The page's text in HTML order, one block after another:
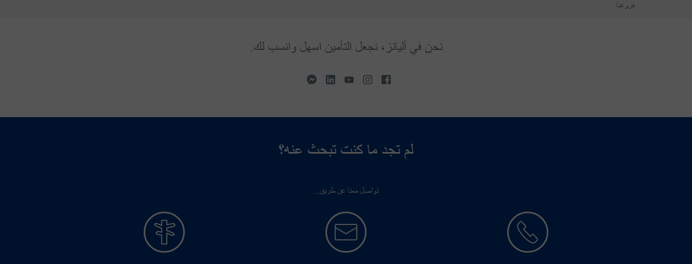
فروعنا
نحن في أليانز، نجعل التأمين اسهل وانسب لك.
لم تجد ما كنت تبحث عنه؟
تواصل معنا عن طريق...